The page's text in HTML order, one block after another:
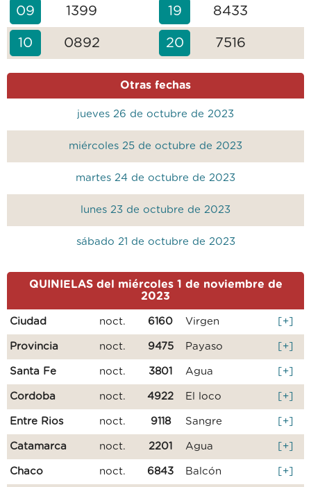
09 1399 19 8433
10 0892 20 7516
Otras fechas
jueves 26 de octubre de 2023
miércoles 25 de octubre de 2023
martes 24 de octubre de 2023
lunes 23 de octubre de 2023
sábado 21 de octubre de 2023
QUINIELAS del miércoles 1 de noviembre de
2023
Ciudad noct. 6160 Virgen [+]
Provincia noct. 9475 Payaso [+]
Santa Fe noct. 3801 Agua [+]
Cordoba noct. 4922 El loco [+]
Entre Rios noct. 9118 Sangre [+]
Catamarca noct. 2201 Agua [+]
Chaco noct. 6843 Balcón [+]